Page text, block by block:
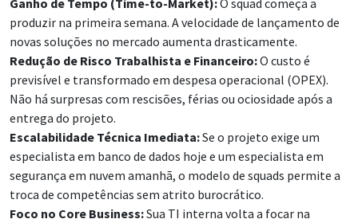
produzir na primeira semana. A velocidade de lançamento de
novas soluções no mercado aumenta drasticamente.
Redução de Risco Trabalhista e Financeiro:O custo é
previsível e transformado em despesa operacional (OPEX).
Não há surpresas com rescisões, férias ou ociosidade após a
entrega do projeto.
Escalabilidade Técnica Imediata:Se o projeto exige um
especialista em banco de dados hoje e um especialista em
segurança em nuvem amanhã, o modelo de squads permite a
troca de competências sem atrito burocrático.
Foco no Core Business:Sua TI interna volta a focar na